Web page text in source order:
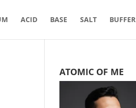
ACID BASE SALT BUFFER
ATOMIC OF ME